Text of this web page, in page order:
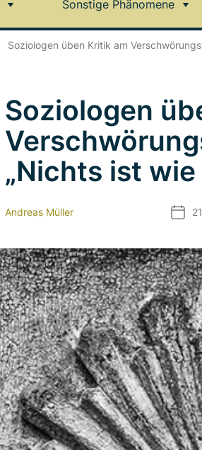
Sonstige Phänomene
Soziologen üben Kritik am
Soziologen
„Nichts ist
Andreas Müller